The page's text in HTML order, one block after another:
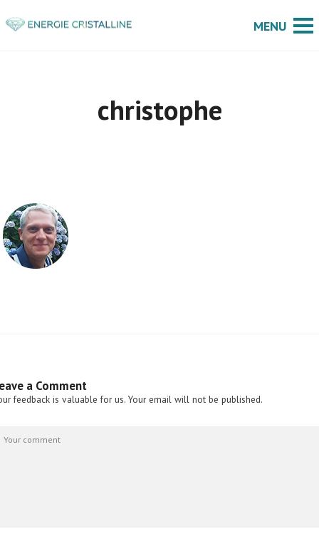
christophe
a Comment
feedback is valuable for us. Your email will not be published.